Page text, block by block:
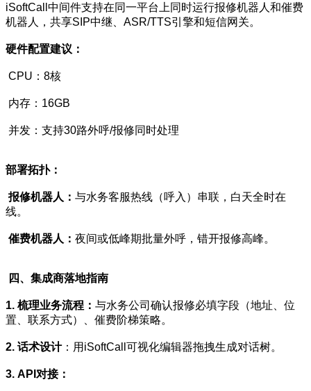
iSoftCall中间件支持在同一平台上同时运行报修机器人和催费
机器人，共享SIP中继、ASR/TTS引擎和短信网关。
硬件配置建议：
CPU：8核
内存：16GB
并发：支持30路外呼/报修同时处理
部署拓扑：
报修机器人： 与水务客服热线（呼入）串联，白天全时在
线。
催费机器人： 夜间或低峰期批量外呼，错开报修高峰。
四、集成商落地指南
1. 梳理业务流程： 与水务公司确认报修必填字段（地址、位
置、联系方式）、催费阶梯策略。
2. 话术设计：用iSoftCall可视化编辑器拖拽生成对话树。
3. API对接：